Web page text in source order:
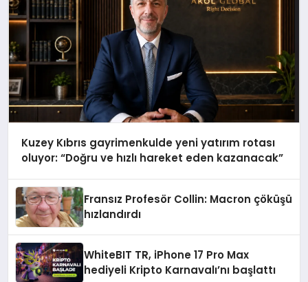
Kuzey Kıbrıs gayrimenkulde yeni yatırım rotası
oluyor: “Doğru ve hızlı hareket eden kazanacak”
Fransız Profesör Collin: Macron çöküşü
hızlandırdı
WhiteBIT TR, iPhone 17 Pro Max
hediyeli Kripto Karnavalı’nı başlattı